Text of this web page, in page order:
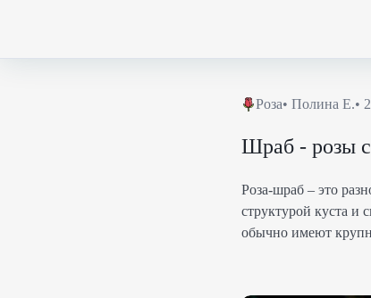
Роза• Полина Е.•
Шраб - розы
Роза-шраб – это
структурой куста и
обычно имеют